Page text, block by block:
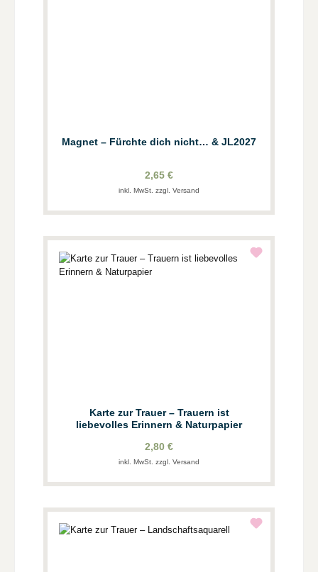
Magnet – Fürchte dich nicht… & JL2027
2,65 €
inkl. MwSt. zzgl. Versand
Karte zur Trauer – Trauern ist
liebevolles Erinnern & Naturpapier
2,80 €
inkl. MwSt. zzgl. Versand